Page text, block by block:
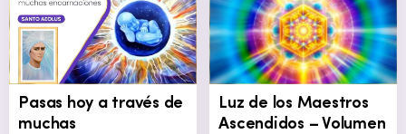
Pasas hoy a través de
muchas
Luz de los Maestros
Ascendidos – Volumen